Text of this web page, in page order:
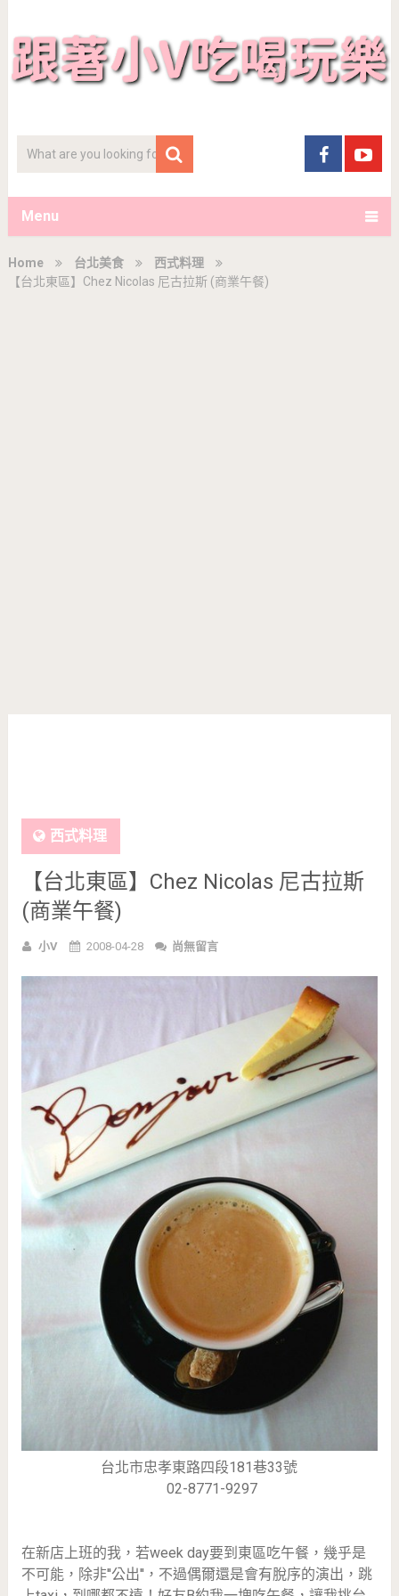
Menu
Home 台北美食
西式料理
【台北東區】Chez Nicolas 尼古拉斯 (商業午餐)
西式料理
【台北東區】Chez Nicolas 尼古拉斯
(商業午餐)
小V 2008-04-28 尚無留言
台北市忠孝東路四段181巷33號
02-8771-9297
在新店上班的我，若week day要到東區吃午餐，幾乎是
不可能，除非''公出''，不過偶爾還是會有脫序的演出，跳